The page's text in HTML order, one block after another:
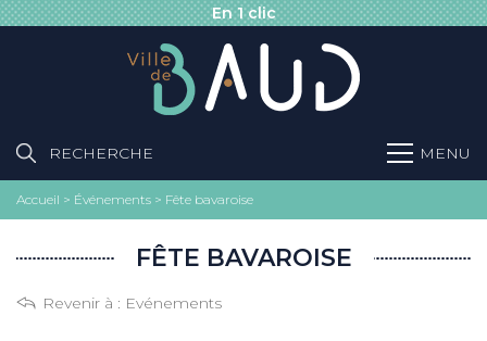
En 1 clic
RECHERCHE MENU
Accueil > Événements > Fête bavaroise
FÊTE BAVAROISE
Revenir à : Evénements